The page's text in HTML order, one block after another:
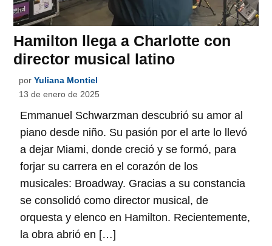
Hamilton llega a Charlotte con
director musical latino
por Yuliana Montiel
13 de enero de 2025
Emmanuel Schwarzman descubrió su amor al
piano desde niño. Su pasión por el arte lo llevó
a dejar Miami, donde creció y se formó, para
forjar su carrera en el corazón de los
musicales: Broadway. Gracias a su constancia
se consolidó como director musical, de
orquesta y elenco en Hamilton. Recientemente,
la obra abrió en […]